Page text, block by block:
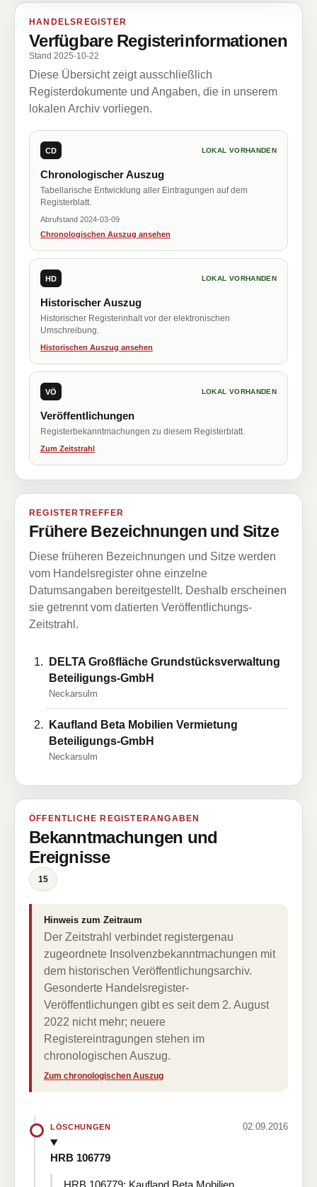
HANDELSREGISTER
Verfügbare Registerinformationen
Stand 2025-10-22
Diese Übersicht zeigt ausschließlich
Registerdokumente und Angaben, die in unserem
lokalen Archiv vorliegen.
CD LOKAL VORHANDEN
Chronologischer Auszug
Tabellarische Entwicklung aller Eintragungen auf dem
Registerblatt.
Abrufstand 2024-03-09
Chronologischen Auszug ansehen
HD LOKAL VORHANDEN
Historischer Auszug
Historischer Registerinhalt vor der elektronischen
Umschreibung.
Historischen Auszug ansehen
VÖ LOKAL VORHANDEN
Veröffentlichungen
Registerbekanntmachungen zu diesem Registerblatt.
Zum Zeitstrahl
REGISTERTREFFER
Frühere Bezeichnungen und Sitze
Diese früheren Bezeichnungen und Sitze werden
vom Handelsregister ohne einzelne
Datumsangaben bereitgestellt. Deshalb erscheinen
sie getrennt vom datierten Veröffentlichungs-
Zeitstrahl.
DELTA Großfläche Grundstücksverwaltung
Beteiligungs-GmbH
Neckarsulm
Kaufland Beta Mobilien Vermietung
Beteiligungs-GmbH
Neckarsulm
ÖFFENTLICHE REGISTERANGABEN
Bekanntmachungen und
Ereignisse
15
Hinweis zum Zeitraum
Der Zeitstrahl verbindet registergenau
zugeordnete Insolvenzbekanntmachungen mit
dem historischen Veröffentlichungsarchiv.
Gesonderte Handelsregister-
Veröffentlichungen gibt es seit dem 2. August
2022 nicht mehr; neuere
Registereintragungen stehen im
chronologischen Auszug.
Zum chronologischen Auszug
LÖSCHUNGEN 02.09.2016
HRB 106779
HRB 106779: Kaufland Beta Mobilien